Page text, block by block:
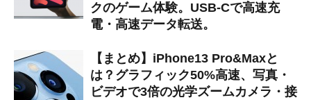
クのゲーム体験。USB-Cで高速充
電・高速データ転送。
【まとめ】iPhone13 Pro&Maxと
は？グラフィック50%高速、写真・
ビデオで3倍の光学ズームカメラ・接